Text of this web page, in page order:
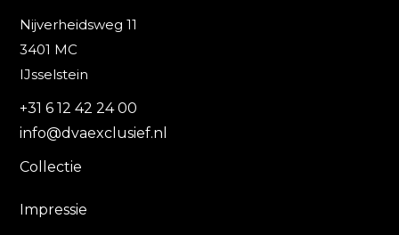
Nijverheidsweg 11
3401 MC
IJsselstein
+31 6 12 42 24 00
info@dvaexclusief.nl
Collectie
Impressie